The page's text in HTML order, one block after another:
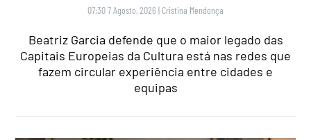
07:30 7 Agosto, 2026 | Cristina Mendonça
Beatriz Garcia defende que o maior legado das
Capitais Europeias da Cultura está nas redes que
fazem circular experiência entre cidades e
equipas